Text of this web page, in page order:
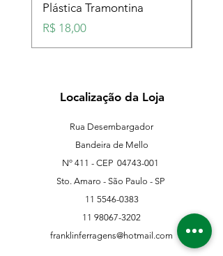
Plástica Tramontina
Preço
R$ 18,00
Localização da Loja
Rua Desembargador
Bandeira de Mello
Nº 411 - CEP 04743-001
Sto. Amaro - São Paulo - SP
11 5546-0383
11 98067-3202
franklinferragens@hotmail.com